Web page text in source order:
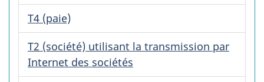
T4 (paie)
T2 (société) utilisant la transmission par
Internet des sociétés